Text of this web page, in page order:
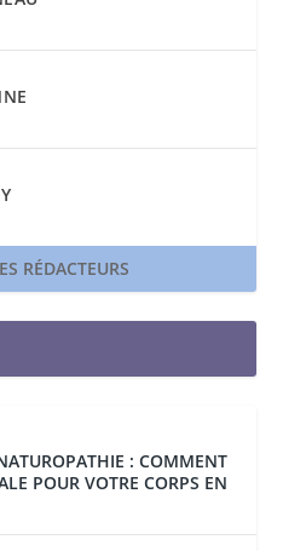
RÉDACTEURS
: COMMENT
POUR VOTRE CORPS EN